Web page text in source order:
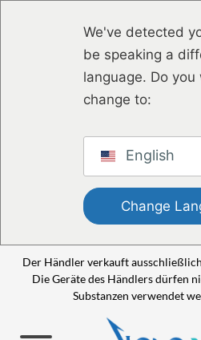
We've detected
be speaking a
language. Do
change to:
English
Change
Der Händler verkauft
Die Geräte des Händlers dürfen
Substanzen verwendet